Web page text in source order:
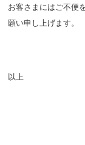
お客さまにはご不便
願い申し上げます。
以上